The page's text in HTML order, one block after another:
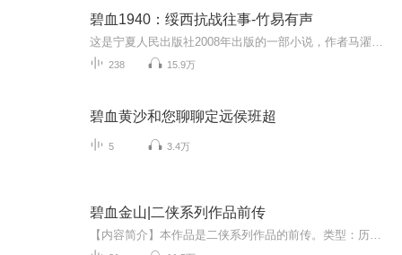
碧血1940：绥西抗战往事-竹易有声
238 15.9万
碧血黄沙和您聊聊定远侯班超
5 3.4万
碧血金山|二侠系列作品前传